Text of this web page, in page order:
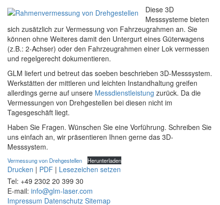
Diese 3D
Messsysteme bieten
sich zusätzlich zur Vermessung von Fahrzeugrahmen an. Sie
können ohne Weiteres damit den Untergurt eines Güterwagens
(z.B.: 2-Achser) oder den Fahrzeugrahmen einer Lok vermessen
und regelgerecht dokumentieren.
GLM liefert und betreut das soeben beschrieben 3D-Messsystem.
Werkstätten der mittleren und leichten Instandhaltung greifen
allerdings gerne auf unsere Messdienstleistung zurück. Da die
Vermessungen von Drehgestellen bei diesen nicht im
Tagesgeschäft liegt.
Haben Sie Fragen. Wünschen Sie eine Vorführung. Schreiben Sie
uns einfach an, wir präsentieren Ihnen gerne das 3D-
Messsystem.
Vermessung von Drehgestellen Herunterladen
Drucken | PDF | Lesezeichen setzen
Tel: +49 2302 20 399 30
E-mail: info@glm-laser.com
Impressum Datenschutz Sitemap